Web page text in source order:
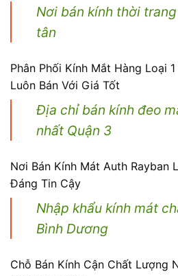
Nơi bán kính thời
tân
Phân Phối Kính Mắt Hàng Loại
Luôn Bán Với Giá Tốt
Địa chỉ bán kính đeo
nhất Quận 3
Nơi Bán Kính Mát Auth Rayban
Đáng Tin Cậy
Nhập khẩu kính mát
Bình Dương
Chỗ Bán Kính Cận Chất Lượng